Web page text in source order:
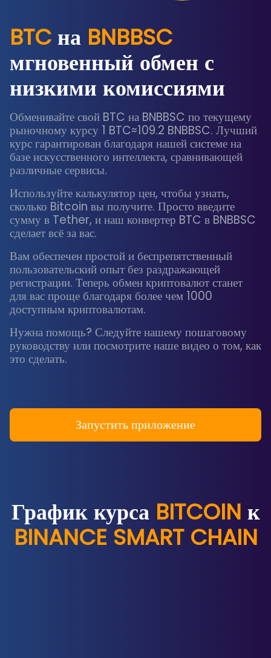
BTC на BNBBSC
мгновенный обмен с
низкими комиссиями
Обменивайте свой BTC на BNBBSC по текущему
рыночному курсу 1 BTC≈109.2 BNBBSC. Лучший
курс гарантирован благодаря нашей системе на
базе искусственного интеллекта, сравнивающей
различные сервисы.
Используйте калькулятор цен, чтобы узнать,
сколько Bitcoin вы получите. Просто введите
сумму в Tether, и наш конвертер BTC в BNBBSC
сделает всё за вас.
Вам обеспечен простой и беспрепятственный
пользовательский опыт без раздражающей
регистрации. Теперь обмен криптовалют станет
для вас проще благодаря более чем 1000
доступным криптовалютам.
Нужна помощь? Следуйте нашему пошаговому
руководству или посмотрите наше видео о том, как
это сделать.
Запустить приложение
График курса BITCOIN к
BINANCE SMART CHAIN